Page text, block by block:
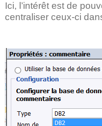
Ici, l’intérêt est de
centraliser ceux-ci